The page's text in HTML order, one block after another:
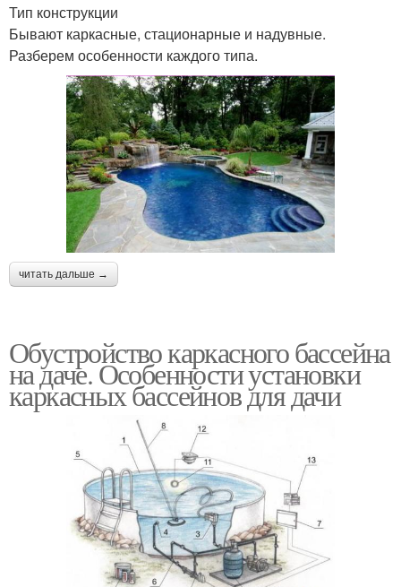
Тип конструкции
Бывают каркасные, стационарные и надувные.
Разберем особенности каждого типа.
читать дальше →
Обустройство каркасного бассейна
на даче. Особенности установки
каркасных бассейнов для дачи